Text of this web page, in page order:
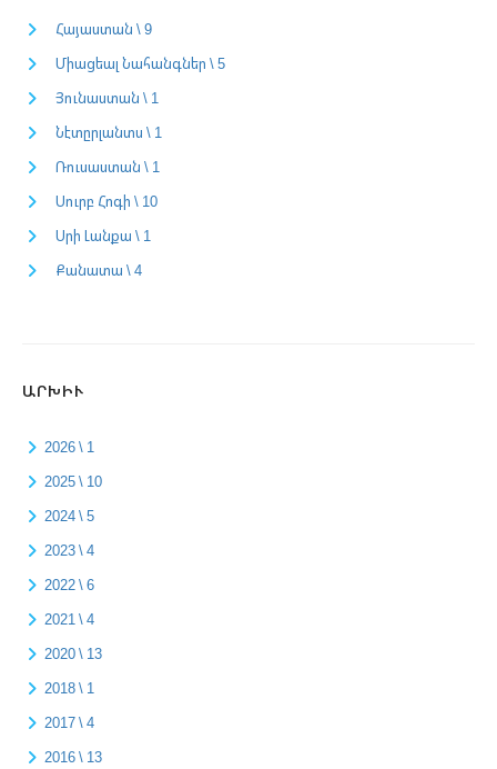
Հայաստան \ 9
Միացեալ Նահանգներ \ 5
Յունաստան \ 1
Նէտըրլանտս \ 1
Ռուսաստան \ 1
Սուրբ Հոգի \ 10
Սրի Լանքա \ 1
Քանատա \ 4
ԱՐԽԻՒ
2026 \ 1
2025 \ 10
2024 \ 5
2023 \ 4
2022 \ 6
2021 \ 4
2020 \ 13
2018 \ 1
2017 \ 4
2016 \ 13